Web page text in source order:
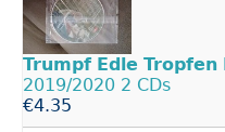
Trumpf Edle Tropfen
2019/2020 2 CDs
€4.35